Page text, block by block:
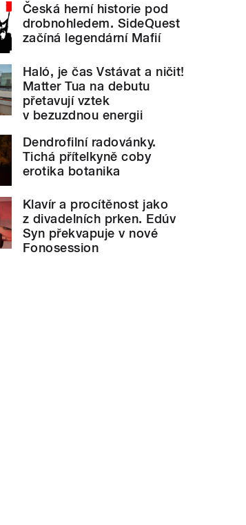
Česká herní historie pod
drobnohledem. SideQuest
začíná legendární Mafií
Haló, je čas Vstávat a ničit!
Matter Tua na debutu
přetavují vztek
v bezuzdnou energii
Dendrofilní radovánky.
Tichá přítelkyně coby
erotika botanika
Klavír a procítěnost jako
z divadelních prken. Edúv
Syn překvapuje v nové
Fonosession